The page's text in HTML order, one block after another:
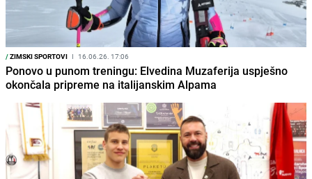
/ZIMSKI SPORTOVI I 16.06.26. 17:06
Ponovo u punom treningu: Elvedina Muzaferija uspješno
okončala pripreme na italijanskim Alpama